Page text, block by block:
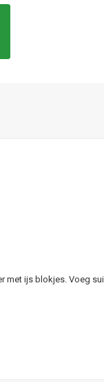
met ijs blokjes. Voeg